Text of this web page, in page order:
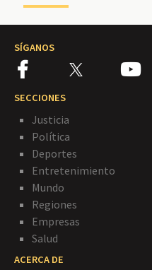
SÍGANOS
SECCIONES
Justicia
Política
Deportes
Entretenimiento
Mundo
Regiones
Empresas
Salud
ACERCA DE